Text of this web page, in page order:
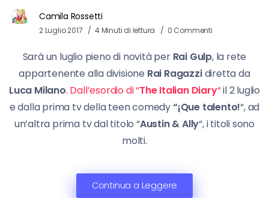
Camila Rossetti
2 Luglio 2017 4 Minuti di lettura 0 Commenti
Sarà un luglio pieno di novità per Rai Gulp, la rete
appartenente alla divisione Rai Ragazzidiretta da
Luca Milano. Dall’esordio di “The Italian Diary“il 2 luglio
e dalla prima tv della teen comedy“¡Que talento!“, ad
un’altra prima tv dal titolo “Austin & Ally“, i titoli sono
molti.
Continua a Leggere